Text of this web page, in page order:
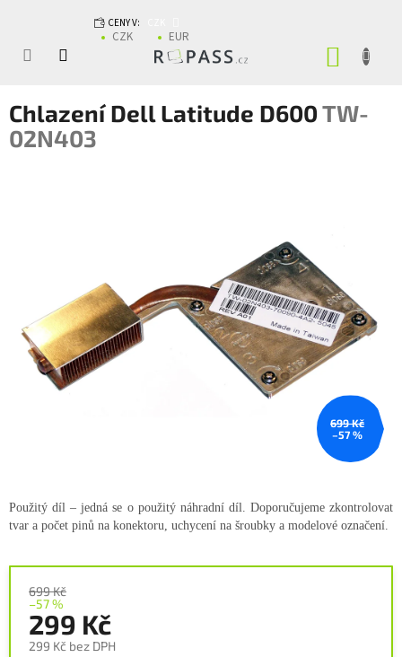
CENY V:
CZK EUR
Chlazení Dell Latitude D600TW-
02N403
699 Kč
–57 %
699 Kč
–57 %
299 Kč
299 Kč bez DPH
Použitý díl – jedná se o použitý náhradní díl. Doporučujeme zkontrolovat
tvar a počet pinů na konektoru, uchycení na šroubky a modelové označení.